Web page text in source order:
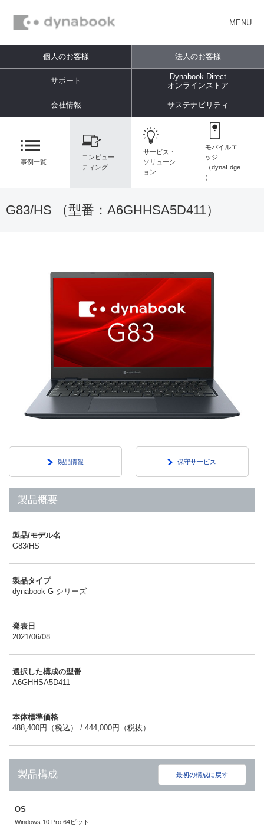
MENU
個人のお客様 法人のお客様
サポート
Dynabook Direct
オンラインストア
会社情報 サステナビリティ
事例一覧
コンピュー
ティング
サービス・
ソリューシ
ョン
モバイルエ
ッジ
（dynaEdge
）
G83/HS （型番： A6GHHSA5D411）
製品情報 保守サービス
製品概要
製品/モデル名
G83/HS
製品タイプ
dynabook G シリーズ
発表日
2021/06/08
選択した構成の型番
A6GHHSA5D411
本体標準価格
488,400円（税込） / 444,000円（税抜）
製品構成 最初の構成に戻す
OS
Windows 10 Pro 64ビット